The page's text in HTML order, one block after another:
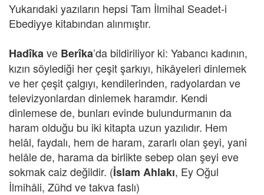
Yukarıdaki yazıların hepsi Tam İlmihal Seadet-i
Ebediyye kitabından alınmıştır.
Hadîkave Berîka’da bildiriliyor ki: Yabancı kadının,
kızın söylediği her çeşit şarkıyı, hikâyeleri dinlemek
ve her çeşit çalgıyı, kendilerinden, radyolardan ve
televizyonlardan dinlemek haramdır. Kendi
dinlemese de, bunları evinde bulundurmanın da
haram olduğu bu iki kitapta uzun yazılıdır. Hem
helâl, faydalı, hem de haram, zararlı olan şeyi, yani
helâle de, harama da birlikte sebep olan şeyi eve
sokmak caiz değildir. (İslam Ahlakı, Ey Oğul
İlmihâli, Zühd ve takva faslı)